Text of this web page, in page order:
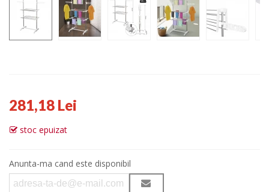
281,18 Lei
stoc epuizat
Anunta-ma cand este disponibil